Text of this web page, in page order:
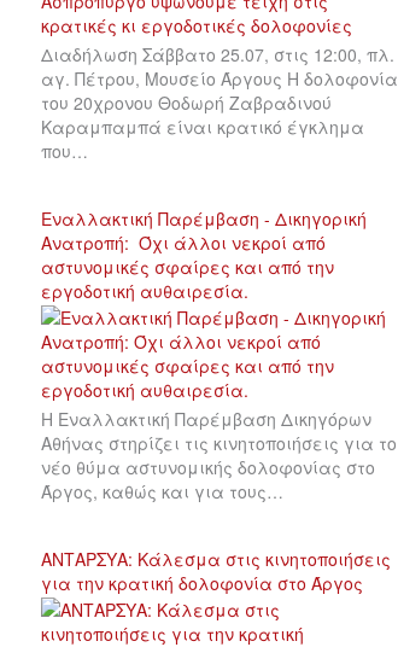
Διαδήλωση Σάββατο 25.07, στις 12:00, πλ.
αγ. Πέτρου, Μουσείο Άργους Η δολοφονία
του 20χρονου Θοδωρή Ζαβραδινού
Καραμπαμπά είναι κρατικό έγκλημα
που…
Εναλλακτική Παρέμβαση - Δικηγορική
Ανατροπή: Όχι άλλοι νεκροί από
αστυνομικές σφαίρες και από την
εργοδοτική αυθαιρεσία.
Η Εναλλακτική Παρέμβαση Δικηγόρων
Αθήνας στηρίζει τις κινητοποιήσεις για το
νέο θύμα αστυνομικής δολοφονίας στο
Άργος, καθώς και για τους…
ΑΝΤΑΡΣΥΑ: Κάλεσμα στις κινητοποιήσεις
για την κρατική δολοφονία στο Άργος